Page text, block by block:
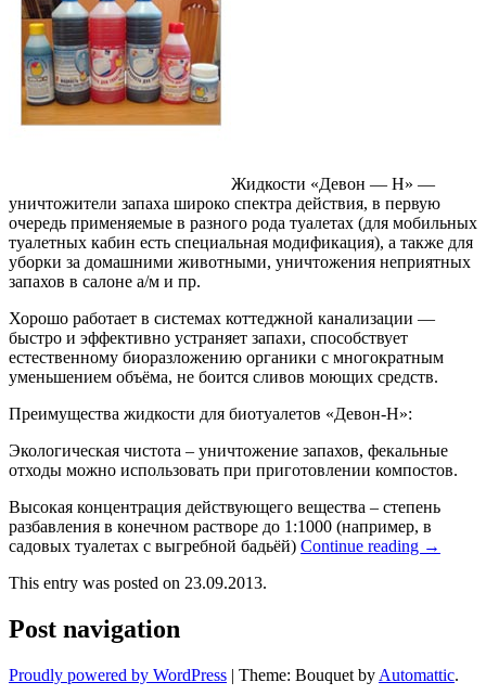
Жидкости «Девон — Н» —
уничтожители запаха широко спектра действия, в первую
очередь применяемые в разного рода туалетах (для мобильных
туалетных кабин есть специальная модификация), а также для
уборки за домашними животными, уничтожения неприятных
запахов в салоне а/м и пр.
Хорошо работает в системах коттеджной канализации —
быстро и эффективно устраняет запахи, способствует
естественному биоразложению органики с многократным
уменьшением объёма, не боится сливов моющих средств.
Преимущества жидкости для биотуалетов «Девон-Н»:
Экологическая чистота – уничтожение запахов, фекальные
отходы можно использовать при приготовлении компостов.
Высокая концентрация действующего вещества – степень
разбавления в конечном растворе до 1:1000 (например, в
садовых туалетах с выгребной бадьёй) Continue reading →
This entry was posted on 23.09.2013.
Post navigation
Proudly powered by WordPress | Theme: Bouquet by Automattic.